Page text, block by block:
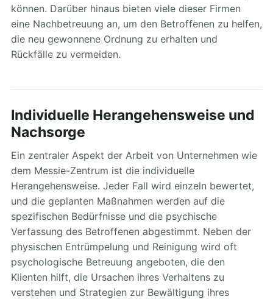
können. Darüber hinaus bieten viele dieser Firmen
eine Nachbetreuung an, um den Betroffenen zu helfen,
die neu gewonnene Ordnung zu erhalten und
Rückfälle zu vermeiden.
Individuelle Herangehensweise und
Nachsorge
Ein zentraler Aspekt der Arbeit von Unternehmen wie
dem Messie-Zentrum ist die individuelle
Herangehensweise. Jeder Fall wird einzeln bewertet,
und die geplanten Maßnahmen werden auf die
spezifischen Bedürfnisse und die psychische
Verfassung des Betroffenen abgestimmt. Neben der
physischen Entrümpelung und Reinigung wird oft
psychologische Betreuung angeboten, die den
Klienten hilft, die Ursachen ihres Verhaltens zu
verstehen und Strategien zur Bewältigung ihres